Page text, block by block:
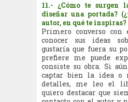
11.- ¿Cómo te surgen
diseñar una portada?
autor, en qué te inspiras?
Primero converso con
conocer sus ideas
gustaría que fuera su
prefiere me puede
consiste su obra. Si
captar bien la idea o
detalles, me leo el
quiero destacar que